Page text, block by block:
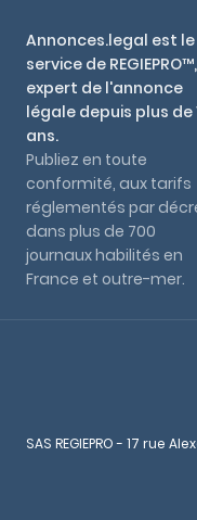
Annonces.legal est le
service de REGIEPRO™,
expert de l'annonce
légale depuis plus de
ans.
Publiez en toute
conformité, aux tarifs
réglementés par
dans plus de 700
journaux habilités en
France et outre-mer.
SAS REGIEPRO - 17 rue